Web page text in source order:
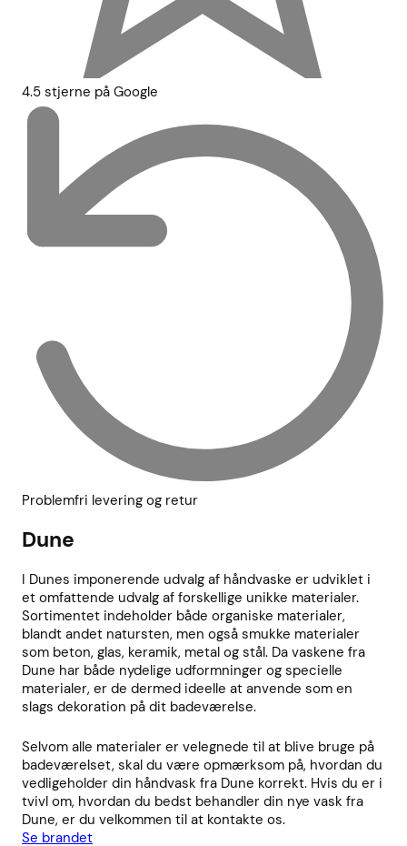
4.5 stjerne på Google
Problemfri levering og retur
Dune
I Dunes imponerende udvalg af håndvaske er udviklet i
et omfattende udvalg af forskellige unikke materialer.
Sortimentet indeholder både organiske materialer,
blandt andet natursten, men også smukke materialer
som beton, glas, keramik, metal og stål. Da vaskene fra
Dune har både nydelige udformninger og specielle
materialer, er de dermed ideelle at anvende som en
slags dekoration på dit badeværelse.
Selvom alle materialer er velegnede til at blive bruge på
badeværelset, skal du være opmærksom på, hvordan du
vedligeholder din håndvask fra Dune korrekt. Hvis du er i
tvivl om, hvordan du bedst behandler din nye vask fra
Dune, er du velkommen til at kontakte os.
Se brandet